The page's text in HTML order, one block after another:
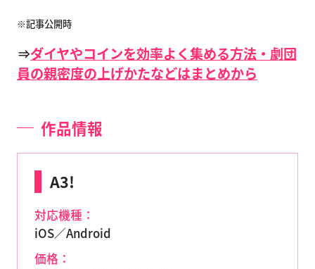
※記事公開時
⇒ダイヤやコインを効率よく集める方法・劇団
員の親密度の上げかたなどはまとめから
作品情報
A3!
対応機種：
iOS／Android
価格：